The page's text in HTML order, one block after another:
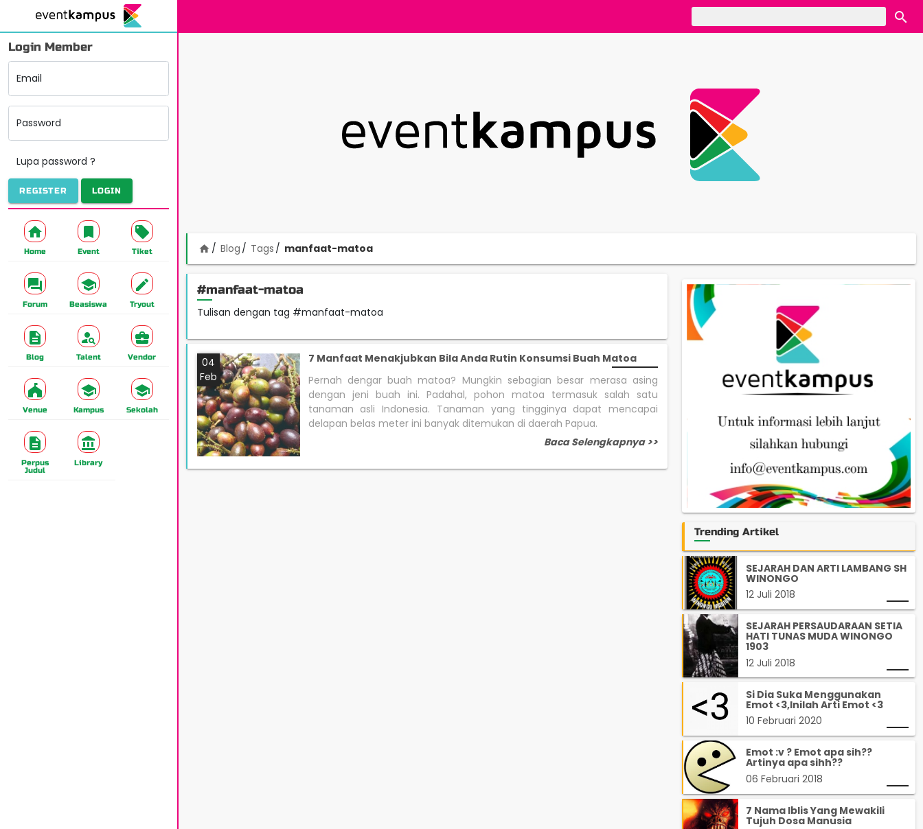
Login Member
Email
Password
Lupa password ?
REGISTER LOGIN
Home Event Tiket
Forum Beasiswa Tryout
Blog Talent Vendor
Venue Kampus Sekolah
Perpus
Judul
Library
home Blog Tags manfaat-matoa
#manfaat-matoa
Tulisan dengan tag #manfaat-matoa
04
Feb
7 Manfaat Menakjubkan Bila Anda Rutin Konsumsi Buah Matoa
Pernah dengar buah matoa? Mungkin sebagian besar merasa asing
dengan jeni buah ini. Padahal, pohon matoa termasuk salah satu
tanaman asli Indonesia. Tanaman yang tingginya dapat mencapai
delapan belas meter ini banyak ditemukan di daerah Papua.
Baca Selengkapnya >>
Trending Artikel
SEJARAH DAN ARTI LAMBANG SH
WINONGO
12 Juli 2018
SEJARAH PERSAUDARAAN SETIA
HATI TUNAS MUDA WINONGO
1903
12 Juli 2018
Si Dia Suka Menggunakan
Emot <3,Inilah Arti Emot <3
10 Februari 2020
Emot :v ? Emot apa sih??
Artinya apa sihh??
06 Februari 2018
7 Nama Iblis Yang Mewakili
Tujuh Dosa Manusia